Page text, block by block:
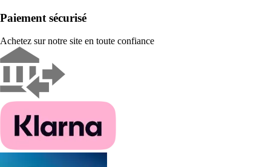
Paiement sécurisé
Achetez sur notre site en toute confiance